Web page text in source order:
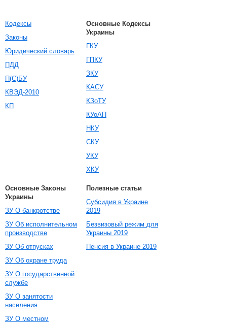
Кодексы
Законы
Юридический словарь
ПДД
П(С)БУ
КВЭД-2010
КП
Основные Кодексы
Украины
ГКУ
ГПКУ
ЗКУ
КАСУ
КЗоТУ
КУоАП
НКУ
СКУ
УКУ
ХКУ
Основные Законы
Украины
ЗУ О банкротстве
ЗУ Об исполнительном
производстве
ЗУ Об отпусках
ЗУ Об охране труда
ЗУ О государственной
службе
ЗУ О занятости
населения
ЗУ О местном
Полезные статьи
Субсидия в Украине
2019
Безвизовый режим для
Украины 2019
Пенсия в Украине 2019